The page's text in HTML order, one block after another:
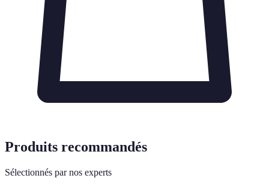
Produits recommandés
Sélectionnés par nos experts